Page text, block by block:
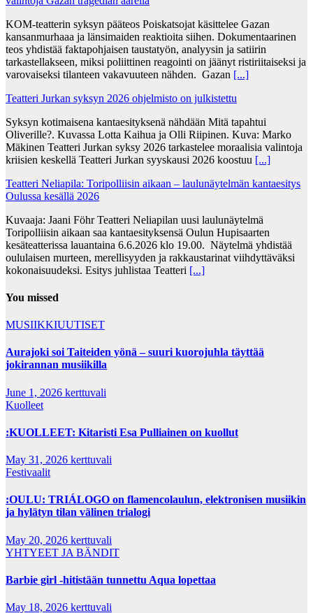
KOM-teatterin syksyn pääteos Poiskatsojat käsittelee Gazan
kansanmurhaaa ja länsimaiden reaktioita siihen. Dokumentaarinen
teos yhdistää faktapohjaisen taustatyön, analyysin ja satiirin
tarkastellakseen, miksi poliittinen reagointi on jäänyt ristiriitaiseksi ja
varovaiseksi tilanteen vakavuuteen nähden. Gazan [...]
Teatteri Jurkan syksyn 2026 ohjelmisto on julkistettu
Syksyn kotimaisena kantaesityksenä nähdään Mitä tapahtui
Oliverille?. Kuvassa Lotta Kaihua ja Olli Riipinen. Kuva: Marko
Mäkinen Teatteri Jurkan syksy 2026 tarkastelee moraalisia valintoja
kriisien keskellä Teatteri Jurkan syyskausi 2026 koostuu [...]
Teatteri Neliapila: Toripolliisin aikaan – laulunäytelmän kantaesitys
Oulussa kesällä 2026
Kuvaaja: Jaani Föhr Teatteri Neliapilan uusi laulunäytelmä
Toripolliisin aikaan saa kantaesityksensä Oulun Hupisaarten
kesäteatterissa lauantaina 6.6.2026 klo 19.00. Näytelmä yhdistää
oululaisen murteen, merellisyyden ja rakkaustarinat viihdyttäväksi
kokonaisuudeksi. Esitys juhlistaa Teatteri [...]
You missed
MUSIIKKIUUTISET
Aurajoki soi Taiteiden yönä – suuri kuorojuhla täyttää
jokirannan musiikilla
June 1, 2026 kerttuvali
Kuolleet
:KUOLLEET: Kitaristi Esa Pulliainen on kuollut
May 31, 2026 kerttuvali
Festivaalit
:OULU: TRIÁLOGO on flamencolaulun, elektronisen musiikin
ja hylätyn tilan välinen trialogi
May 20, 2026 kerttuvali
YHTYEET JA BÄNDIT
Barbie girl -hitistään tunnettu Aqua lopettaa
May 18, 2026 kerttuvali